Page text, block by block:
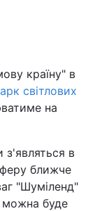
країну" в
світлових
на
з'являться в
ближче
"Шуміленд"
можна буде